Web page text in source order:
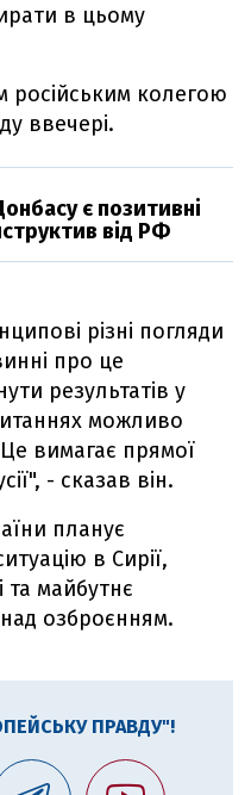
в цьому
російським колегою
ввечері.
є позитивні
від РФ
різні погляди
про це
результатів у
можливо
вимагає прямої
- сказав він.
планує
в Сирії,
та майбутнє
озброєнням.
ПРАВДУ"!